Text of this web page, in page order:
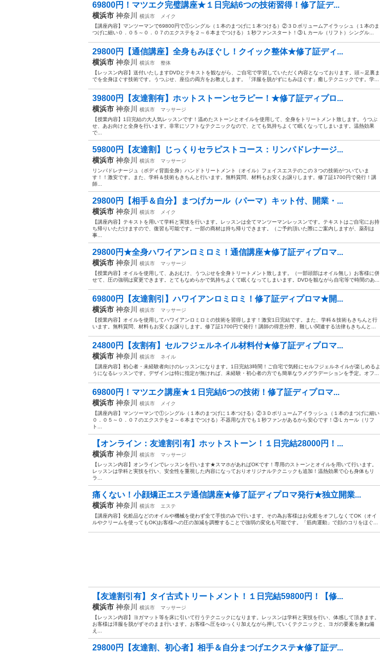
69800円！マツエク完璧講座★１日完結6つの技術習得！修了証デ...
横浜市 神奈川 横浜市
メイク
【講座内容】マンツーマンで69800円で①シングル（１本のまつげに１本つける）②３Ｄボリュームアイラッシュ（１本のま
つげに細い０．０５～０．０７のエクステを２～６本までつける）１秒ファンスタート！③Ｌカール（リフト）シングル...
29800円【通信講座】全身もみほぐし！クイック整体★修了証ディ...
横浜市 神奈川 横浜市
整体
【レッスン内容】送付いたしますDVDとテキストを観ながら、ご自宅で学習していただく内容となっております。頭～足裏ま
でを全身ほぐす技術です。うつぶせ、座位の両方をお教えします。「洋服を脱がずにもみほぐす」癒しテクニックです。学...
39800円【友達割有】ホットストーンセラピー！★修了証ディプロ...
横浜市 神奈川 横浜市
マッサージ
【授業内容】1日完結の大人気レッスンです！温めたストーンとオイルを使用して、全身をトリートメント致します。うつぶ
せ、あお向けと全身を行います。非常にソフトなテクニックなので、とても気持ちよくて眠くなってしまいます。温熱効果
で...
59800円【友達割】じっくりセラピストコース：リンパドレナージ...
横浜市 神奈川 横浜市
マッサージ
リンパドレナージュ（ボディ背面全身）ハンドトリートメント（オイル）フェイスエステのこの３つの技術がついていま
す！！激安です。また、学科＆技術もきちんと行います。無料質問、材料もお安くお譲りします。修了証1700円で発行！講
師...
29800円【相手＆自分】まつげカール（パーマ）キット付、開業・...
横浜市 神奈川 横浜市
メイク
【講座内容】テキストを用いて学科と実技を行います。レッスンは全てマンツーマンレッスンです。テキストはご自宅にお持
ち帰りいただけますので、復習も可能です。一部の商材は持ち帰りできます。（ご予約頂いた際にご案内しますが、薬剤は
事...
29800円★全身ハワイアンロミロミ！通信講座★修了証ディプロマ...
横浜市 神奈川 横浜市
マッサージ
【授業内容】オイルを使用して、あおむけ、うつぶせを全身トリートメント致します。（一部頭部はオイル無し）お客様に併
せて、圧の強弱は変更できます。とてもなめらかで気持ちよくて眠くなってしまいます。DVDを観ながら自宅等で時間のあ...
69800円【友達割引】ハワイアンロミロミ！修了証ディプロマ★開...
横浜市 神奈川 横浜市
マッサージ
【授業内容】オイルを使用してハワイアンロミロミの技術を習得します！激安1日完結です。また、学科＆技術もきちんと行
います。無料質問、材料もお安くお譲りします。修了証1700円で発行！講師の得意分野、難しい関連する法律もきちんと...
24800円【友割有】セルフジェルネイル材料付★修了証ディプロマ...
横浜市 神奈川 横浜市
ネイル
【講座内容】初心者・未経験者向けのレッスンになります。1日完結3時間！ご自宅で気軽にセルフジェルネイルが楽しめるよ
うになるレッスンです。デザインは特に指定が無ければ、未経験・初心者の方でも簡単なラメグラデーションを予定。オフ...
69800円！マツエク講座★１日完結6つの技術！修了証ディプロマ...
横浜市 神奈川 横浜市
メイク
【講座内容】マンツーマンで①シングル（１本のまつげに１本つける）②３Ｄボリュームアイラッシュ（１本のまつげに細い
０．０５～０．０７のエクステを２～６本までつける）不器用な方でも１秒ファンがあるから安心です！③Ｌカール（リフ
ト...
【オンライン：友達割引有】ホットストーン！１日完結28000円！...
横浜市 神奈川 横浜市
マッサージ
【レッスン内容】オンラインでレッスンを行います★スマホがあればOKです！専用のストーンとオイルを用いて行います。
レッスンは学科と実技を行い、安全性を重視した内容になっておりオリジナルテクニックも追加！温熱効果で心も身体もリ
ラ...
痛くない！小顔矯正エステ通信講座★修了証ディプロマ発行★独立開業...
横浜市 神奈川 横浜市
エステ
【講座内容】化粧品などのオイルや機械を使わず全て手技のみで行います。その為お客様はお化粧をオフしなくてOK（オイ
ルやクリームを使ってもOK)お客様への圧の加減を調整することで強弱の変化も可能です。「筋肉運動」で顔のコリをほぐ...
【友達割引有】タイ古式トリートメント！１日完結59800円！【修...
横浜市 神奈川 横浜市
マッサージ
【レッスン内容】ヨガマット等を床に引いて行うテクニックになります。レッスンは学科と実技を行い、体感して頂きます。
お客様は洋服を脱がずそのまま行います。お客様へ圧をゆっくり加えながら押していくテクニックと、ヨガの要素を兼ね備
え...
29800円【友達割、初心者】相手＆自分まつげエクステ★修了証デ...